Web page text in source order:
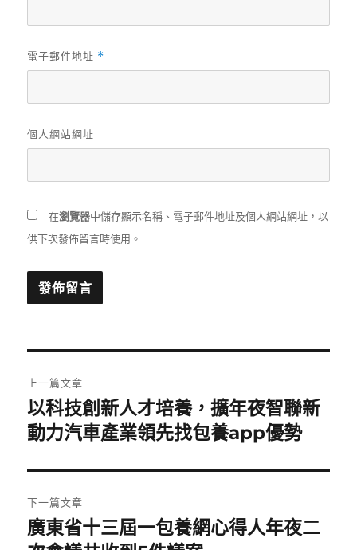
電子郵件地址 *
個人網站網址
在瀏覽器中儲存顯示名稱、電子郵件地址及個人網站網址，以
供下次發佈留言時使用。
章
導
覽
上一篇文章
上
一
文
章:
以科技創新人才培養，擴年夜智聯新
動力汽車產業領先找包養app優勢
下一篇文章
下
廣東省十三屆一包養網心得人年夜二